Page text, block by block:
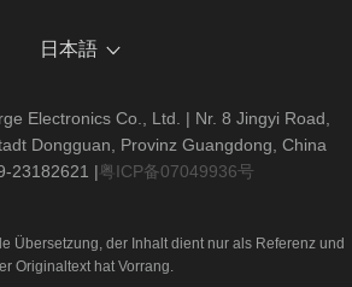
日本語
Electronics Co., Ltd. | Nr. 8 Jingyi Road,
Dongguan, Provinz Guangdong, China
23182621 |粤ICP备07049936号
Übersetzung, der Inhalt dient nur als Referenz und
Originaltext hat Vorrang.